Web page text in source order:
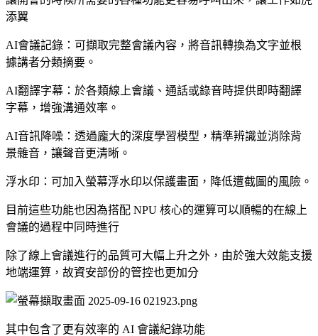
添翼
AI會議記錄：可擷取完整會議內容，將音訊轉換為文字並根
據講者分類摘要。
AI翻譯字幕：於各類線上會議、通話或錄音時提供即時翻譯
字幕，增強溝通效率。
AI音訊降噪：透過龐大的深度學習模型，精準辨識並消除背
景雜音，讓聲音更清晰。
浮水印：可加入螢幕浮水印以保護畫面，降低遭截圖的風險。
目前這些功能也因為搭配 NPU 核心的運算可以順暢的在線上
會議的過程中同時進行
除了線上會議進行的品質可大幅上升之外，由於強大效能支援
地端運算，故資安部份的管控也更加分
其中包含了更有效率的 AI 會議紀錄功能